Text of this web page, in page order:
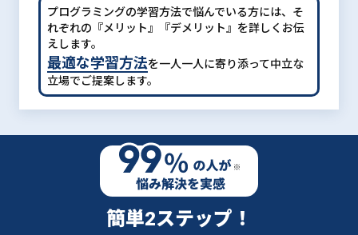
プログラミングの学習方法で悩んでいる方には、 そ
れぞれの『メリット』『デメリット』を詳しくお伝
えします。
最適な学習方法を一人一人に寄り添って中立な
立場でご提案します。
簡単2ステップ！